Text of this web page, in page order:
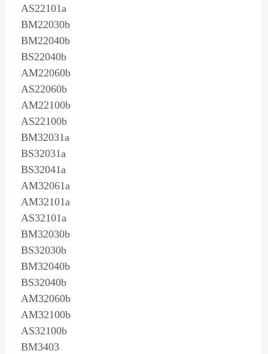
AS22101a
BM22030b
BM22040b
BS22040b
AM22060b
AS22060b
AM22100b
AS22100b
BM32031a
BS32031a
BS32041a
AM32061a
AM32101a
AS32101a
BM32030b
BS32030b
BM32040b
BS32040b
AM32060b
AM32100b
AS32100b
BM3403